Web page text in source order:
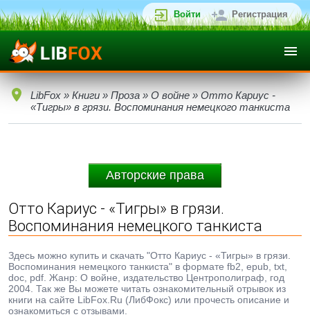
Войти Регистрация
LibFox » Книги » Проза » О войне » Отто Кариус -
«Тигры» в грязи. Воспоминания немецкого танкиста
Авторские права
Отто Кариус - «Тигры» в грязи.
Воспоминания немецкого танкиста
Здесь можно купить и скачать "Отто Кариус - «Тигры» в грязи.
Воспоминания немецкого танкиста" в формате fb2, epub, txt,
doc, pdf. Жанр: О войне, издательство Центрополиграф, год
2004. Так же Вы можете читать ознакомительный отрывок из
книги на сайте LibFox.Ru (ЛибФокс) или прочесть описание и
ознакомиться с отзывами.